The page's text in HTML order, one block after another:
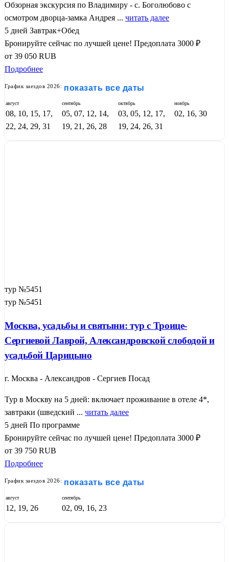
Обзорная экскурсия по Владимиру - с. Боголюбово с
осмотром дворца-замка Андрея ... читать далее
5 дней Завтрак+Обед
Бронируйте сейчас по лучшей цене! Предоплата 3000 ₽
от 39 050 RUB
Подробнее
График заездов 2026: показать все даты
август
08, 10, 15, 17,
22, 24, 29, 31
сентябрь
05, 07, 12, 14,
19, 21, 26, 28
октябрь
03, 05, 12, 17,
19, 24, 26, 31
ноябрь
02, 16, 30
тур №5451
тур №5451
Москва, усадьбы и святыни: тур с Троице-
Сергиевой Лаврой, Александровской слободой и
усадьбой Царицыно
г. Москва - Александров - Сергиев Посад
Тур в Москву на 5 дней: включает проживание в отеле 4*,
завтраки (шведский ... читать далее
5 дней По программе
Бронируйте сейчас по лучшей цене! Предоплата 3000 ₽
от 39 750 RUB
Подробнее
График заездов 2026: показать все даты
август
12, 19, 26
сентябрь
02, 09, 16, 23